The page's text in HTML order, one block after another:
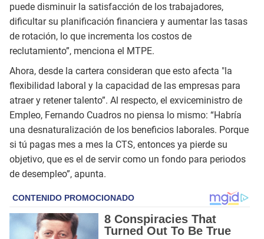
puede disminuir la satisfacción de los trabajadores,
dificultar su planificación financiera y aumentar las tasas
de rotación, lo que incrementa los costos de
reclutamiento”, menciona el MTPE.
Ahora, desde la cartera consideran que esto afecta "la
flexibilidad laboral y la capacidad de las empresas para
atraer y retener talento”. Al respecto, el exviceministro de
Empleo, Fernando Cuadros no piensa lo mismo: “Habría
una desnaturalización de los beneficios laborales. Porque
si tú pagas mes a mes la CTS, entonces ya pierde su
objetivo, que es el de servir como un fondo para periodos
de desempleo”, apunta.